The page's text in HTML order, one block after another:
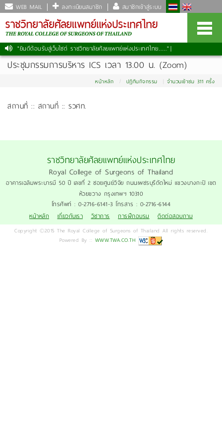
WEB MAIL ลงทะเบียนสมาชิก สมาชิกเข้าสู่ระบบ
"ยินดีต้อนรับสู่เว็บไซต์ ราชวิทยาลัยศัลยแพทย์แห่งประเทศไทย......." |
ประชุมกรรมการบริหาร ICS เวลา 13.00 น. (Zoom)
หน้าหลัก ปฏิทินกิจกรรม จำนวนเข้าชม 311 ครั้ง
สถานที่ :: สถานที่ :: รวศท.
ราชวิทยาลัยศัลยแพทย์แห่งประเทศไทย
Royal College of Surgeons of Thailand
อาคารเฉลิมพระบารมี 50 ปี เลขที่ 2 ซอยศูนย์วิจัย ถนนเพชรบุรีตัดใหม่ แขวงบางกะปิ เขต
ห้วยขวาง กรุงเทพฯ 10310
โทรศัพท์ : 0-2716-6141-3 โทรสาร : 0-2716-6144
หน้าหลัก
เกี่ยวกับเรา วิชาการ การฝึกอบรม ติดต่อสอบถาม
Copyright ©2015 The Royal College of Surgeons of Thailand All rights reserved.
Powered By :: WWW.TWA.CO.TH